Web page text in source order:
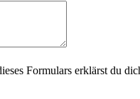
Formulars erklärst du